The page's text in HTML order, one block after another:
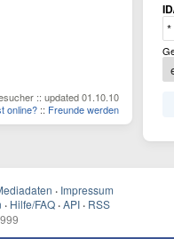
:: updated 01.10.10
online? :: Freunde werden
· Impressum
· Hilfe/FAQ · API · RSS